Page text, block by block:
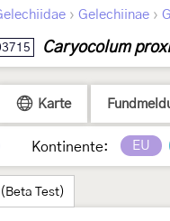
› Gelechiinae ›
Caryocolum
Karte
Kontinente: EU
Test)